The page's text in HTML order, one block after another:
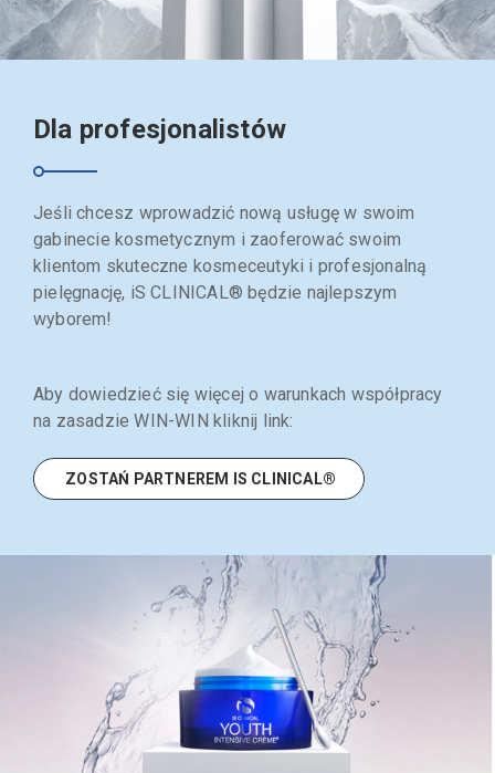
Dla profesjonalistów
Jeśli chcesz wprowadzić nową usługę w swoim
gabinecie kosmetycznym i zaoferować swoim
klientom skuteczne kosmeceutyki i profesjonalną
pielęgnację, iS CLINICAL® będzie najlepszym
wyborem!
Aby dowiedzieć się więcej o warunkach współpracy
na zasadzie WIN-WIN kliknij link:
ZOSTAŃ PARTNEREM IS CLINICAL®